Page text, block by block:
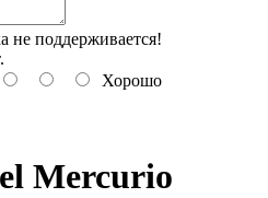
не поддерживается!
Хорошо
Mercurio